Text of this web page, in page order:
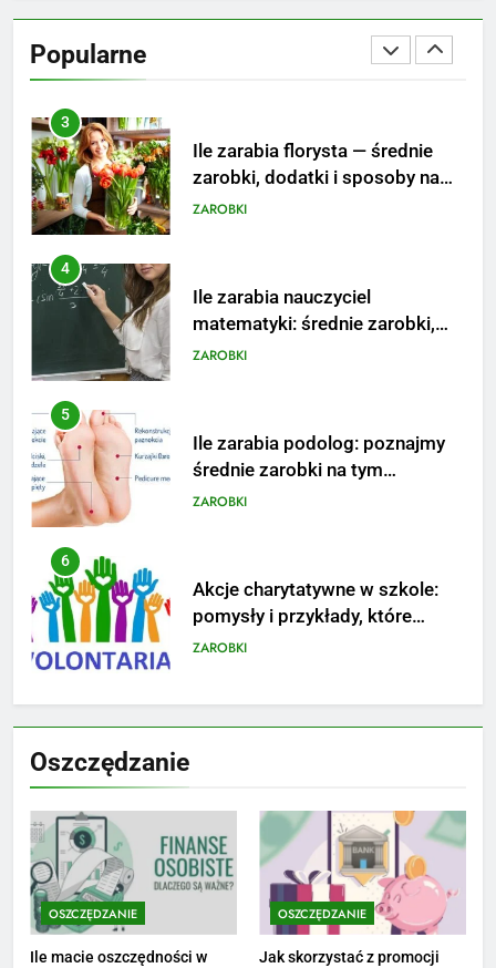
Popularne
poznaj średnie zarobki na tym
3
Ile zarabia florysta — średnie
zarobki, dodatki i sposoby na
podwyżkę
ZAROBKI
4
Ile zarabia nauczyciel
matematyki: średnie zarobki,
dodatki i perspektywy
ZAROBKI
5
Ile zarabia podolog: poznajmy
średnie zarobki na tym
stanowisku
ZAROBKI
6
Akcje charytatywne w szkole:
pomysły i przykłady, które
zainspirują
ZAROBKI
7
budżet
8
Netflix tagger — czym jest,
opinie i zarobki
PRACA
Oszczędzanie
OSZCZĘDZANIE
Ile macie oszczędności w
OSZCZĘDZANIE
Jak skorzystać z promocji